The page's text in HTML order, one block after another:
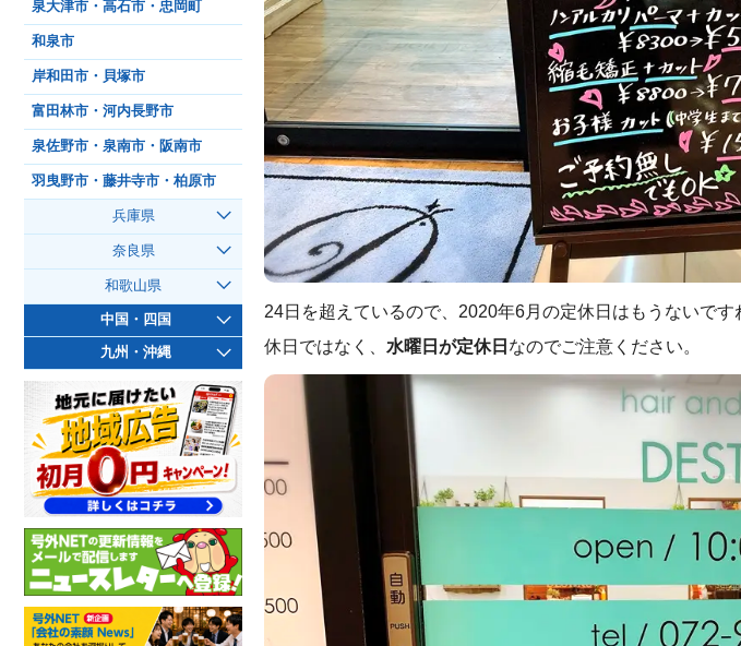
24日を超えているので、2020年6月の定休日はもうないで
休日ではなく、 水曜日が定休日 なのでご注意ください。
泉大津市・高石市・忠岡町
和泉市
岸和田市・貝塚市
富田林市・河内長野市
泉佐野市・泉南市・阪南市
羽曳野市・藤井寺市・柏原市
兵庫県
奈良県
和歌山県
中国・四国
九州・沖縄